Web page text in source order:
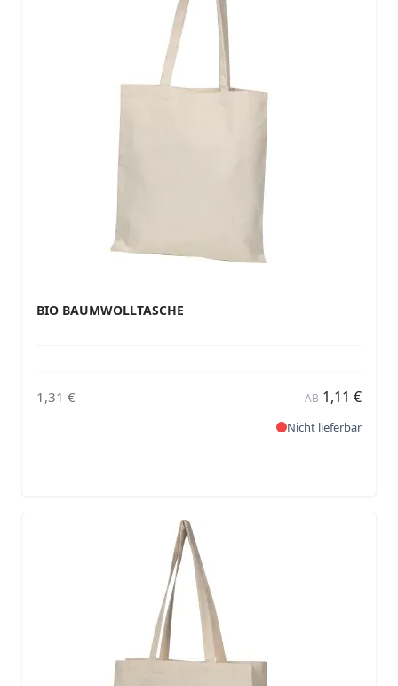
BIO BAUMWOLLTASCHE
1,31 € AB 1,11 €
Nicht lieferbar